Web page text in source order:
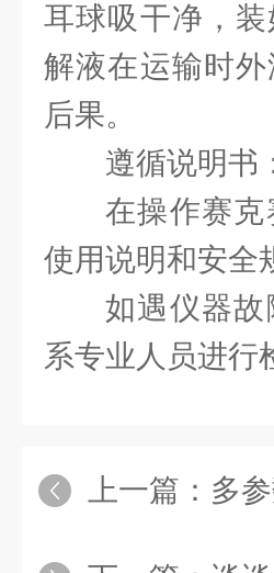
耳球吸干净，
解液在运输时
后果。
遵循说明书
在操作赛
使用说明和安全
如遇仪器
系专业人员进行
上一篇： 多